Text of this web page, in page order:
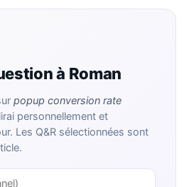
à Roman
popup conversion rate
personnellement et
Les Q&R sélectionnées sont